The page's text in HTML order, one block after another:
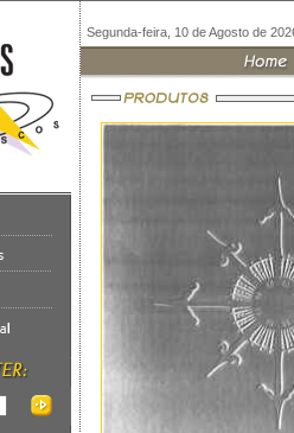
Segunda-feira, 10 de Agosto de